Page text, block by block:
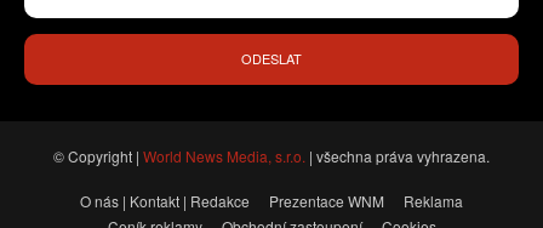
ODESLAT
© Copyright | World News Media, s.r.o. | všechna práva vyhrazena.
O nás | Kontakt | Redakce Prezentace WNM
Reklama